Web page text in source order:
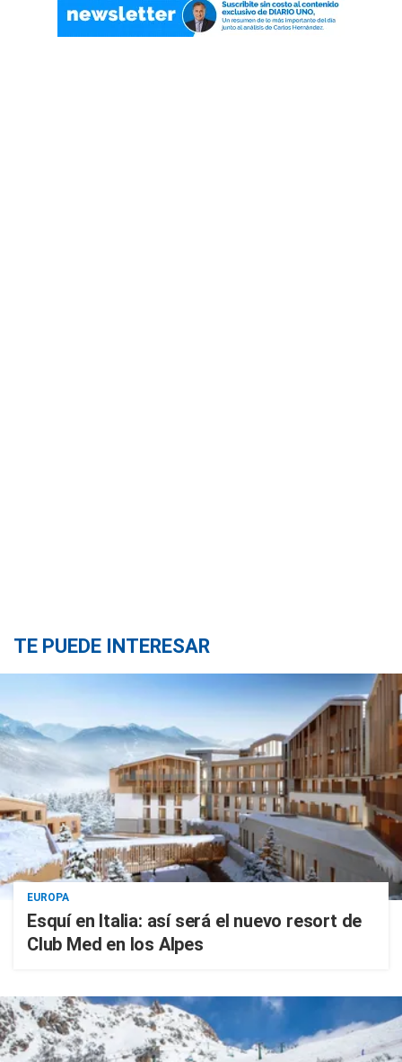
TE PUEDE INTERESAR
EUROPA
Esquí en Italia: así será el nuevo resort de
Club Med en los Alpes